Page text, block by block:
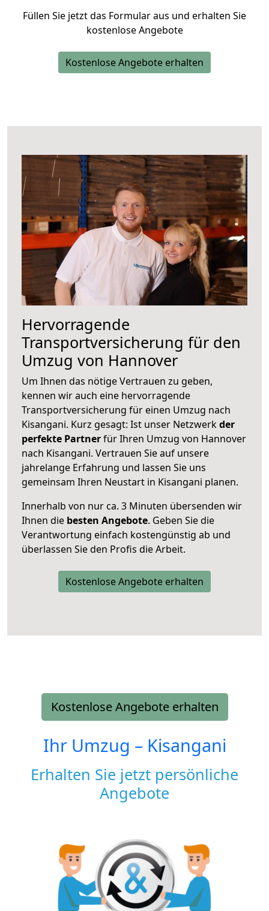
Füllen Sie jetzt das Formular aus und erhalten Sie
kostenlose Angebote
Kostenlose Angebote erhalten
Hervorragende
Transportversicherung für den
Umzug von Hannover
Um Ihnen das nötige Vertrauen zu geben,
kennen wir auch eine hervorragende
Transportversicherung für einen Umzug nach
Kisangani. Kurz gesagt: Ist unser Netzwerkder
perfekte Partnerfür Ihren Umzug von Hannover
nach Kisangani. Vertrauen Sie auf unsere
jahrelange Erfahrung und lassen Sie uns
gemeinsam Ihren Neustart in Kisangani planen.
Innerhalb von nur ca. 3 Minuten übersenden wir
Ihnen die besten Angebote. Geben Sie die
Verantwortung einfach kostengünstig ab und
überlassen Sie den Profis die Arbeit.
Kostenlose Angebote erhalten
Kostenlose Angebote erhalten
Ihr Umzug – Kisangani
Erhalten Sie jetzt persönliche
Angebote